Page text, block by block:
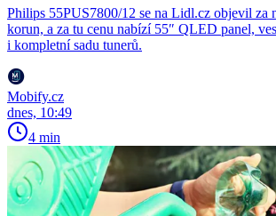
Philips 55PUS7800/12 se na Lidl.cz objevil za
korun, a za tu cenu nabízí 55″ QLED panel,
i kompletní sadu tunerů.
Mobify.cz
dnes, 10:49
4 min